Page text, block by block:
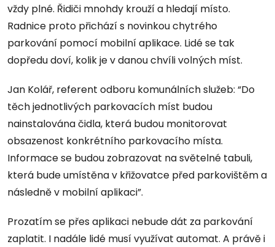
vždy plné. Řidiči mnohdy krouží a hledají místo.
Radnice proto přichází s novinkou chytrého
parkování pomocí mobilní aplikace. Lidé se tak
dopředu doví, kolik je v danou chvíli volných míst.
Jan Kolář, referent odboru komunálních služeb: “Do
těch jednotlivých parkovacích míst budou
nainstalována čidla, která budou monitorovat
obsazenost konkrétního parkovacího místa.
Informace se budou zobrazovat na světelné tabuli,
která bude umístěna v křižovatce před parkovištěm a
následně v mobilní aplikaci”.
Prozatím se přes aplikaci nebude dát za parkování
zaplatit. I nadále lidé musí využívat automat. A právě i